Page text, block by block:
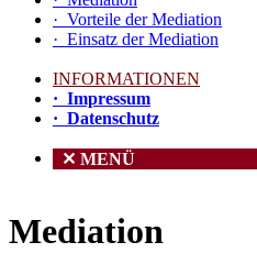
· Vorteile der Mediation
· Einsatz der Mediation
INFORMATIONEN
· Impressum
· Datenschutz
✕ MENÜ
Mediation